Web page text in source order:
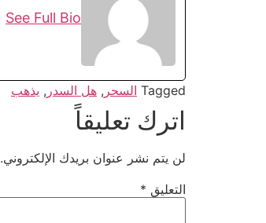
See Full Bio
Tagged السحر , هل السدر , يذهب
اترك تعليقاً
لن يتم نشر عنوان بريدك الإلكتروني.
التعليق *